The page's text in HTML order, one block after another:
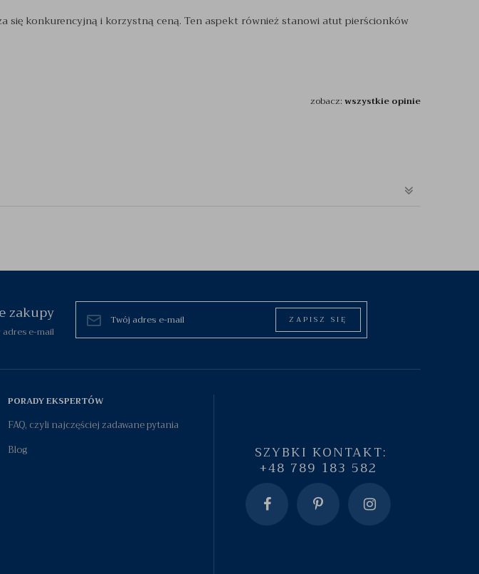
się konkurencyjną i korzystną ceną. Ten aspekt również stanowi atut pierścionków
zobacz: wszystkie opinie
zakupy
e-mail
ZAPISZ SIĘ
PORADY EKSPERTÓW
FAQ, czyli najczęściej zadawane pytania
Blog
SZYBKI KONTAKT:
+48 789 183 582